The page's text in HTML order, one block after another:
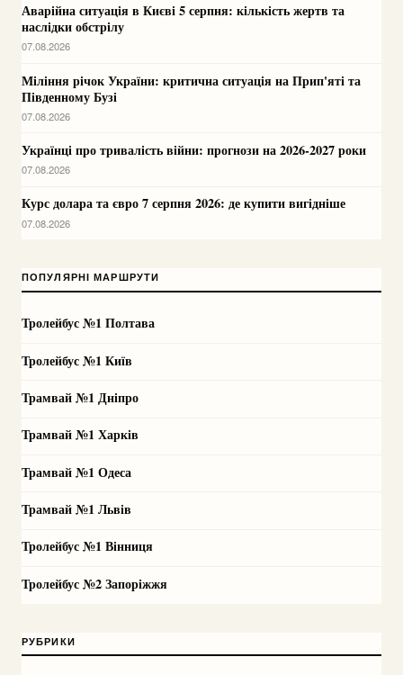
Аварійна ситуація в Києві 5 серпня: кількість жертв та
наслідки обстрілу
07.08.2026
Міління річок України: критична ситуація на Прип'яті та
Південному Бузі
07.08.2026
Українці про тривалість війни: прогнози на 2026-2027 роки
07.08.2026
Курс долара та євро 7 серпня 2026: де купити вигідніше
07.08.2026
ПОПУЛЯРНІ МАРШРУТИ
Тролейбус №1 Полтава
Тролейбус №1 Київ
Трамвай №1 Дніпро
Трамвай №1 Харків
Трамвай №1 Одеса
Трамвай №1 Львів
Тролейбус №1 Вінниця
Тролейбус №2 Запоріжжя
РУБРИКИ